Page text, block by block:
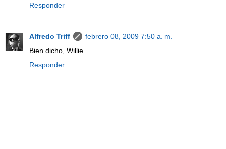
Responder
Alfredo Triff
febrero 08, 2009 7:50 a. m.
Bien dicho, Willie.
Responder